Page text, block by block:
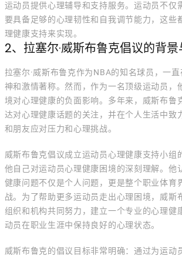
运动员提供心理辅导和支持服务。运动员不仅
要具备足够的心理韧性和自我调节能力，这些
理健康支持来实现。
2、拉塞尔·威斯布鲁克倡议的背
拉塞尔·威斯布鲁克作为NBA的知名球员，一
神和激情著称。然而，作为一名顶级运动员，
境对心理健康的负面影响。多年来，威斯布鲁
达对心理健康话题的关注，并在个人生活中致
和朋友应对压力和心理挑战。
威斯布鲁克倡议成立运动员心理健康支持小组
他自己对运动员心理健康困境的深刻理解。他
健康问题不仅是个人问题，更是整个职业体育
战。为了帮助更多运动员走出心理困境，威斯
组织和机构共同努力，建立一个专业的心理健
动员在职业生涯中保持良好的心理状态。
威斯布鲁克的倡议目标非常明确：通过为运动